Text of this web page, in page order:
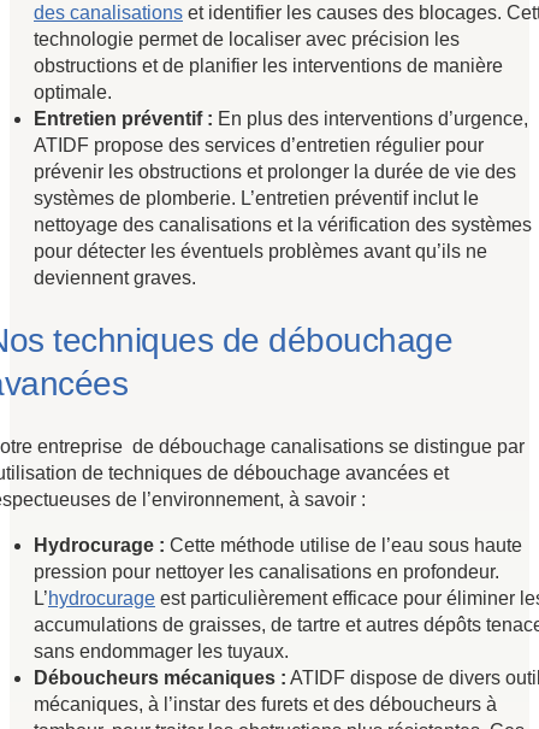
des canalisations et identifier les causes des blocages.
technologie permet de localiser avec précision les
obstructions et de planifier les interventions de manière
optimale.
Entretien préventif : En plus des interventions d’urgence,
ATIDF propose des services d’entretien régulier pour
prévenir les obstructions et prolonger la durée de vie des
systèmes de plomberie. L’entretien préventif inclut le
nettoyage des canalisations et la vérification des systèmes
pour détecter les éventuels problèmes avant qu’ils ne
deviennent graves.
techniques de débouchage
entreprise de débouchage canalisations se distingue par
de techniques de débouchage avancées et
de l’environnement, à savoir :
Hydrocurage : Cette méthode utilise de l’eau sous haute
pression pour nettoyer les canalisations en profondeur.
L’hydrocurage est particulièrement efficace pour éliminer
accumulations de graisses, de tartre et autres dépôts
sans endommager les tuyaux.
Déboucheurs mécaniques : ATIDF dispose de divers
mécaniques, à l’instar des furets et des déboucheurs à